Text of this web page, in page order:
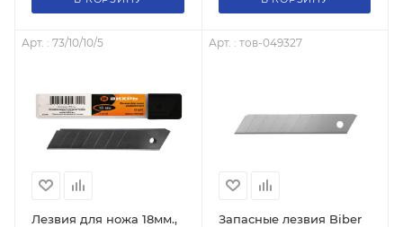
Арт. : 73/10/10/5
Лезвия для ножа 18мм.,
Арт. : тов-049327
Запасные лезвия Biber